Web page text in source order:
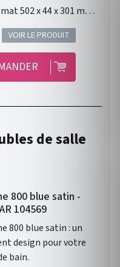
502 x 44 x 301 mm :
design pour votre
bain.
VOIR LE PRODUIT
de salle
800 blue satin -
104569
800 blue satin : un
design pour votre
bain.